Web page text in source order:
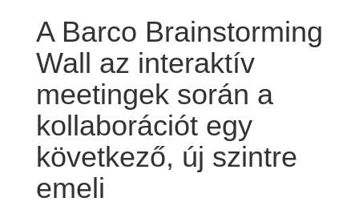
A Barco Brainstorming
Wall az interaktív
meetingek során a
kollaborációt egy
következő, új szintre
emeli